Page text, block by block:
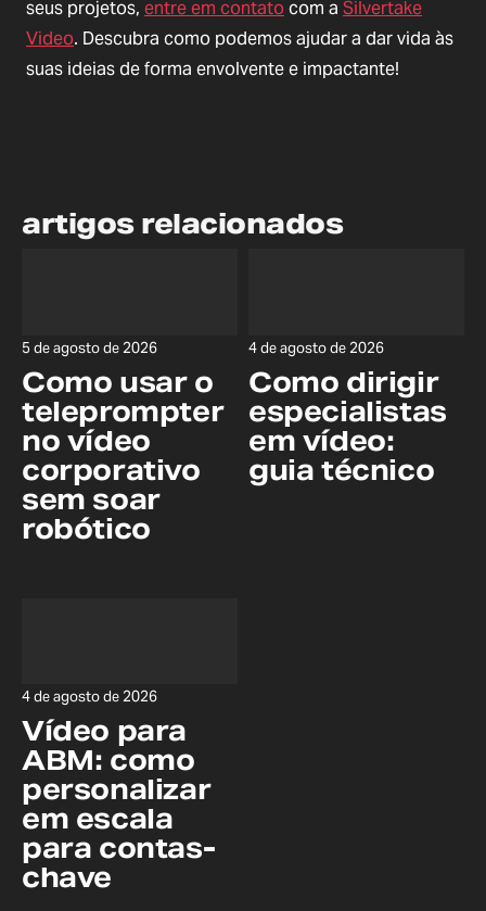
seus projetos, entre em contatocom a Silvertake
Video. Descubra como podemos ajudar a dar vida às
suas ideias de forma envolvente e impactante!
artigos relacionados
Como usar o
teleprompter
no vídeo
corporativo
sem soar
robótico
5 de agosto de 2026
Como dirigir
especialistas
em vídeo:
guia técnico
4 de agosto de 2026
Vídeo para
ABM: como
personalizar
em escala
para contas-
chave
4 de agosto de 2026